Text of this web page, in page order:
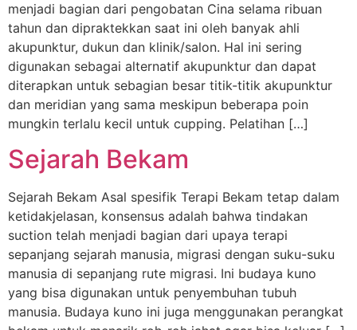
menjadi bagian dari pengobatan Cina selama ribuan
tahun dan dipraktekkan saat ini oleh banyak ahli
akupunktur, dukun dan klinik/salon. Hal ini sering
digunakan sebagai alternatif akupunktur dan dapat
diterapkan untuk sebagian besar titik-titik akupunktur
dan meridian yang sama meskipun beberapa poin
mungkin terlalu kecil untuk cupping. Pelatihan […]
Sejarah Bekam
Sejarah Bekam Asal spesifik Terapi Bekam tetap dalam
ketidakjelasan, konsensus adalah bahwa tindakan
suction telah menjadi bagian dari upaya terapi
sepanjang sejarah manusia, migrasi dengan suku-suku
manusia di sepanjang rute migrasi. Ini budaya kuno
yang bisa digunakan untuk penyembuhan tubuh
manusia. Budaya kuno ini juga menggunakan perangkat